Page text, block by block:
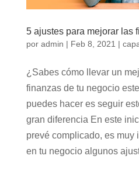
5 ajustes para mejorar las
por admin | Feb 8, 2021 |
¿Sabes cómo llevar un
finanzas de tu negocio
puedes hacer es seguir
gran diferencia En este
prevé complicado, es muy
en tu negocio algunos